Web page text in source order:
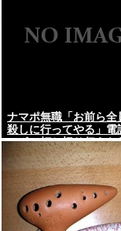
ナマポ無職「お前ら全
殺しに行ってやる」電
マポの打ち切り伝えら
員を脅す